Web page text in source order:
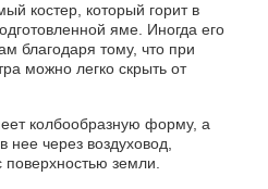
костер, который горит в
яме. Иногда его
благодаря тому, что при
можно легко скрыть от
колбообразную форму, а
нее через воздуховод,
земли.